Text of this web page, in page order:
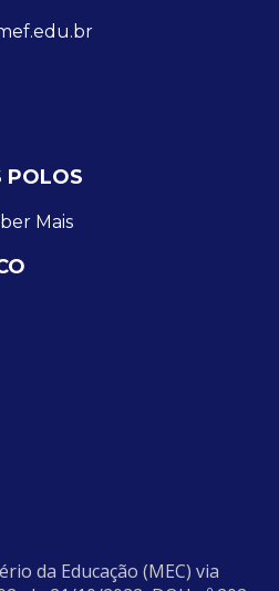
POLOS
Mais
da Educação (MEC) via